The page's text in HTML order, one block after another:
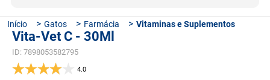
Gatos Farmácia Vitaminas e Suplementos
Vita-Vet C - 30Ml
ID: 7898053582795
4.0
TERMOS MAIS BUSCADOS